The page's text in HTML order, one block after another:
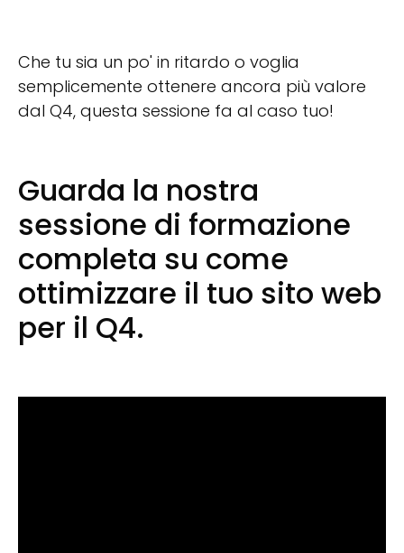
Che tu sia un po' in ritardo o voglia
semplicemente ottenere ancora più valore
dal Q4, questa sessione fa al caso tuo!
Guarda la nostra
sessione di formazione
completa su come
ottimizzare il tuo sito web
per il Q4.